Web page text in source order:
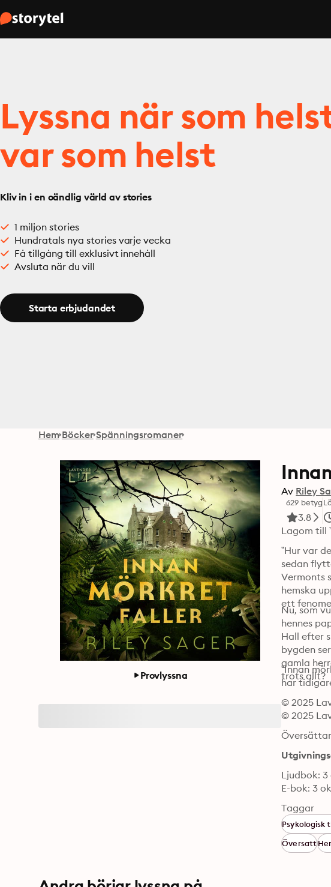
Lyssna när som
var som helst
Kliv in i en oändlig värld av stories
1 miljon stories
Hundratals nya stories varje vecka
Få tillgång till exklusivt innehåll
Avsluta när du vill
Starta erbjudandet
Hem Böcker Spänningsromaner
Provlyssna
Av Riley
629 betyg
3.8
”Hur var
sedan
Vermonts
hemska
Nu, som
hennes
Hall efter
bygden
gamla
trots allt?
”Innan
har
© 2025
© 2025
Ljudbok:
E-bok: 3
Taggar
Psykologisk
Översatt